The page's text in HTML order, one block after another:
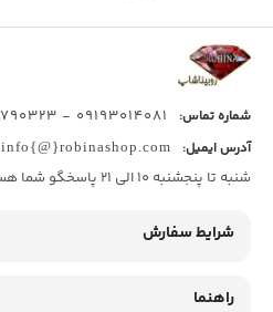
شماره تماس: 09193014081 - 02133790323
آدرس ایمیل: info{@}robinashop.com
شنبه تا پنجشنبه 10 الی 21 پاسخگو شما هستیم
شرایط سفارش
راهنما